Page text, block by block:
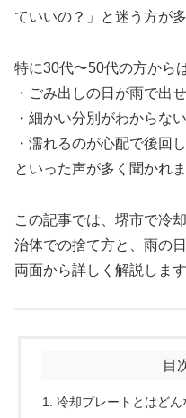
ていいの？」と迷う方が
特に30代〜50代の方からは
・ごみ出しの日が雨で出
・細かい分別がわからない
・濡れるのが心配で後回
といった声が多く聞かれま
この記事では、堺市で冷
治体での捨て方と、雨の
両面から詳しく解説します
目
冷却プレートとはど